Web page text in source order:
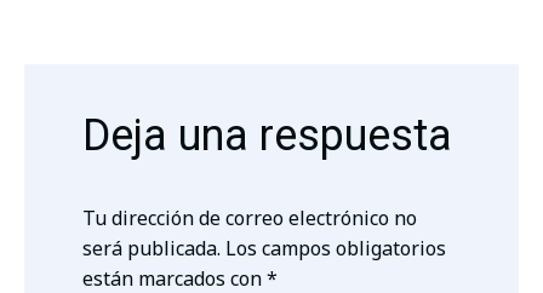
Deja una respuesta
Tu dirección de correo electrónico no
será publicada. Los campos obligatorios
están marcados con*